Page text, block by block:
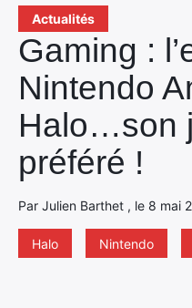
Actualités
Gaming :
Nintendo
Halo…son
préféré !
Par Julien Barthet , le 8 mai
Halo Nintendo